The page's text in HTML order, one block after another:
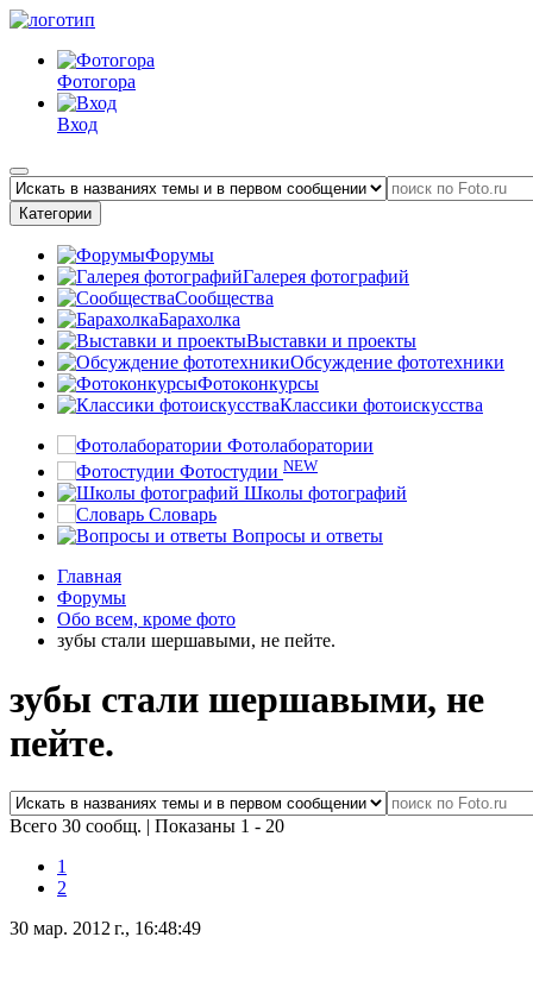
Фотогора
Вход
Категории
Форумы
Галерея фотографий
Сообщества
Барахолка
Выставки и проекты
Обсуждение фототехники
Фотоконкурсы
Классики фотоискусства
Фотолаборатории
Фотостудии NEW
Школы фотографий
Словарь
Вопросы и ответы
Главная
Форумы
Обо всем, кроме фото
зубы стали шершавыми, не пейте.
зубы стали шершавыми, не
пейте.
Всего 30 сообщ. | Показаны 1 - 20
1
2
30 мар. 2012 г., 16:48:49